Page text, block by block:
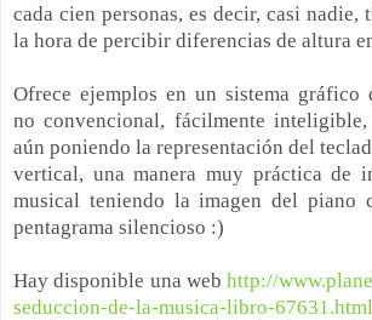
cada cien personas, es decir, casi nadie,
la hora de percibir diferencias de altura
Ofrece ejemplos en un sistema gráfico
no convencional, fácilmente
aún poniendo la representación del
vertical, una manera muy práctica de
musical teniendo la imagen del piano
pentagrama silencioso :)
Hay disponible una web http://
seduccion-de-la-musica-libro-67631.html